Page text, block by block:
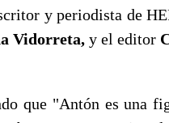
y periodista de
Vidorreta, y el editor
que "Antón es una